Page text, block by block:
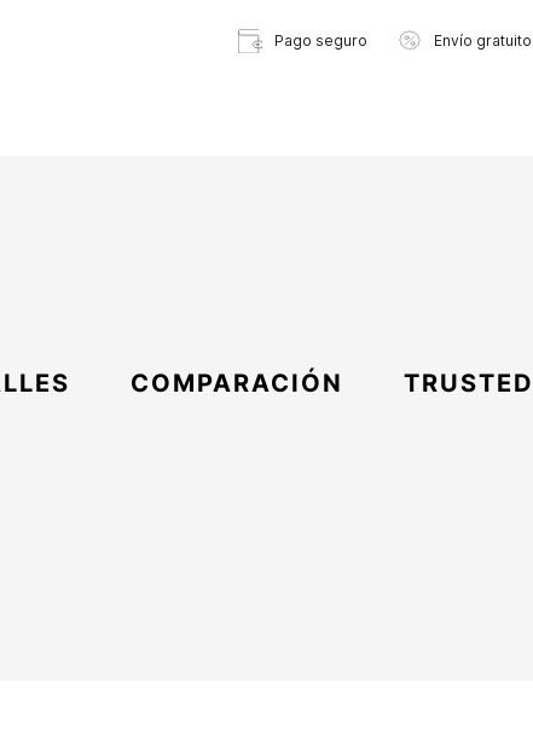
Pago seguro Envío gratuito
COMPARACIÓN